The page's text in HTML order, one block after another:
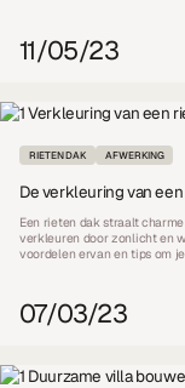
11/05/23
RIETEN DAK AFWERKING
De verkleuring van
Een rieten dak straalt
verkleuren door zonlicht en
voordelen ervan en tips om
07/03/23